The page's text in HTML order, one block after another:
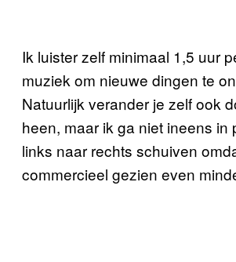
Ik luister zelf minimaal 1,5 uur
muziek om nieuwe dingen te
Natuurlijk verander je zelf ook
heen, maar ik ga niet ineens in
links naar rechts schuiven
commercieel gezien even